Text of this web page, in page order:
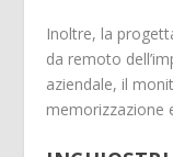
Inoltre, la
da remoto
aziendale, il
memorizzazione